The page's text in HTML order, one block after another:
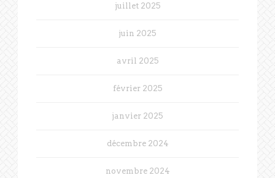
juillet 2025
juin 2025
avril 2025
février 2025
janvier 2025
décembre 2024
novembre 2024